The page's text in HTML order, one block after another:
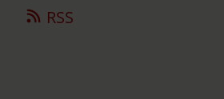
RSS